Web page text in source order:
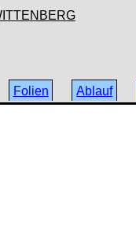
Folien Ablauf